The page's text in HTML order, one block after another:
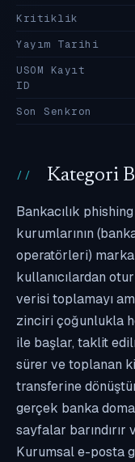
Kritiklik
Yayım Tarihi
USOM Kayıt
ID
Son Senkron
Kategori
Bankacılık
kurumlarının
operatörleri)
kullanıcılardan
verisi toplamayı
zinciri çoğunlukla
ile başlar, taklit
sürer ve toplanan
transferine
gerçek banka
sayfalar barındırır
Kurumsal e-posta